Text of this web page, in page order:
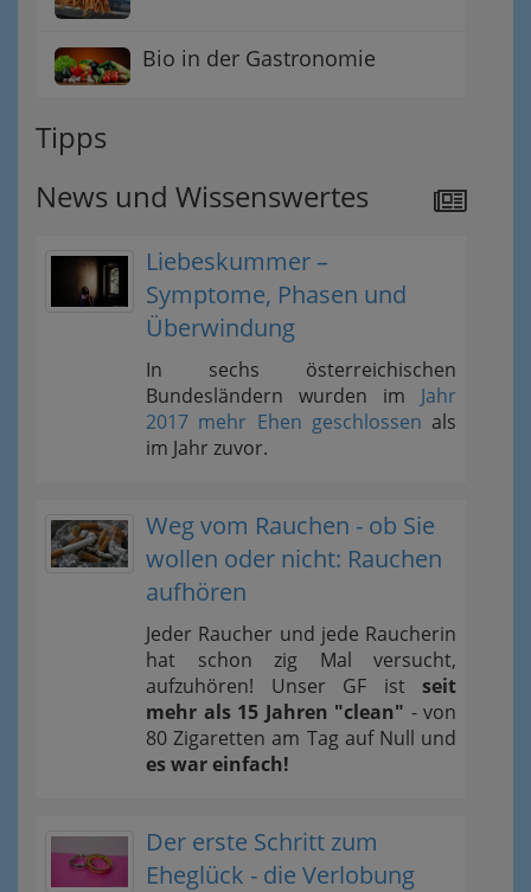
Bio in der Gastronomie
Tipps
News und Wissenswertes
Liebeskummer –
Symptome, Phasen und
Überwindung
In sechs österreichischen
Bundesländern wurden im Jahr
2017 mehr Ehen geschlossen als
im Jahr zuvor.
Weg vom Rauchen - ob Sie
wollen oder nicht: Rauchen
aufhören
Jeder Raucher und jede Raucherin
hat schon zig Mal versucht,
aufzuhören! Unser GF ist seit
mehr als 15 Jahren "clean" - von
80 Zigaretten am Tag auf Null und
es war einfach!
Der erste Schritt zum
Eheglück - die Verlobung